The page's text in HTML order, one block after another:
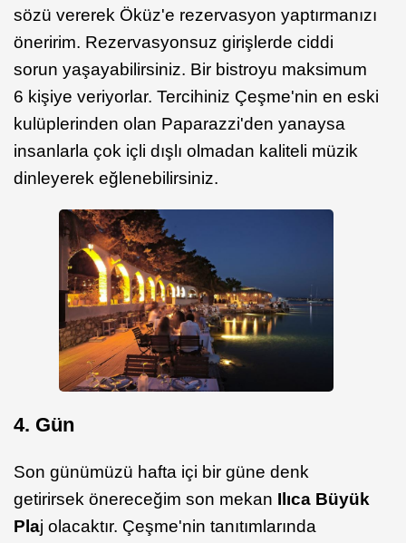
sözü vererek Öküz'e rezervasyon yaptırmanızı
öneririm. Rezervasyonsuz girişlerde ciddi
sorun yaşayabilirsiniz. Bir bistroyu maksimum
6 kişiye veriyorlar. Tercihiniz Çeşme'nin en eski
kulüplerinden olan Paparazzi'den yanaysa
insanlarla çok içli dışlı olmadan kaliteli müzik
dinleyerek eğlenebilirsiniz.
4. Gün
Son günümüzü hafta içi bir güne denk
getirirsek önereceğim son mekan Ilıca Büyük
Plaj olacaktır. Çeşme'nin tanıtımlarında